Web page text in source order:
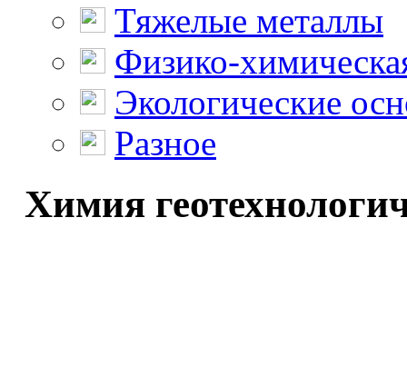
Тяжелые металлы
Физико-
Экологические
Разное
Химия